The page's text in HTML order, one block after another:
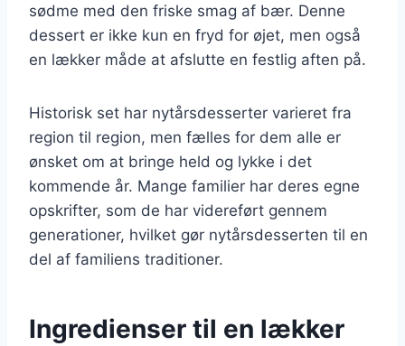
sødme med den friske smag af bær. Denne
dessert er ikke kun en fryd for øjet, men også
en lækker måde at afslutte en festlig aften på.
Historisk set har nytårsdesserter varieret fra
region til region, men fælles for dem alle er
ønsket om at bringe held og lykke i det
kommende år. Mange familier har deres egne
opskrifter, som de har videreført gennem
generationer, hvilket gør nytårsdesserten til en
del af familiens traditioner.
Ingredienser til en lækker